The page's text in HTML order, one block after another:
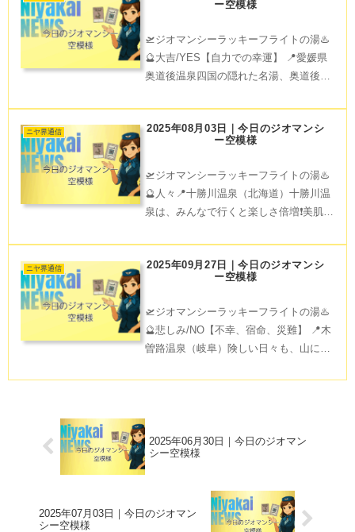
時期でもあります。運命の
ー空模様
🛫ジオマンシーラッキーフライトの湯♨️
🔮大吉/YES【自力での幸運】 📍愛媛県
奥道後温泉四国の隠れた名湯、奥道後温
なお湯に浸かれば、才能も運も開花する
予感✨ 地元名物のみかんでエネルギーチ
ニヤ界通信
2025年08月03日｜今日のジオマンシ
ー空模様
🛫ジオマンシーラッキーフライトの湯♨️
🔮人々📍十勝川温泉（北海道）十勝川温
泉は、みんなで行くと楽しさ倍増❗️美肌に
大自然と美味しい十勝グルメも満喫でき
る、心も体も温まる旅を🧳✈️ Catch your
ニヤ界通信
2025年09月27日｜今日のジオマンシ
ー空模様
🛫ジオマンシーラッキーフライトの湯♨️
🔮悲しみ/NO【不幸、宿命、災難】 📍木
曽路温泉（岐阜）険しい日々も、山に囲
す静けさが、心を穏やかにしてくれま
チングで希望を見出そ
2025年06月30日｜今日のジオマン
シー空模様
2025年07月03日｜今日のジオマン
シー空模様